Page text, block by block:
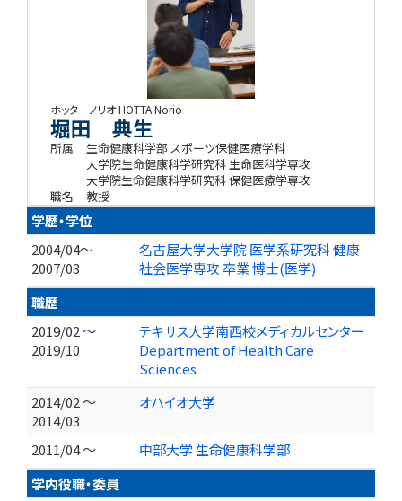
ホッタ ノリオHOTTA Norio
堀田 典生
所属
生命健康科学部 スポーツ保健医療学科
大学院生命健康科学研究科 生命医科学専攻
大学院生命健康科学研究科 保健医療学専攻
職名
教授
学歴・学位
2004/04～
2007/03
名古屋大学大学院 医学系研究科 健康
社会医学専攻 卒業 博士(医学)
職歴
2019/02 ～
2019/10
テキサス大学南西校メディカルセンター
Department of Health Care
Sciences
2014/02 ～
2014/03
オハイオ大学
2011/04 ～
中部大学 生命健康科学部
学内役職・委員